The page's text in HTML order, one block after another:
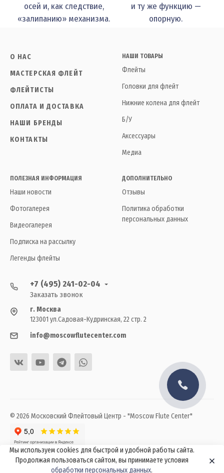
осей и, как следствие,
«залипанию» механизма.
и ту же функцию —
опорную.
О НАС
МАСТЕРСКАЯ ФЛЕЙТ
ФЛЕЙТИСТЫ
ОПЛАТА И ДОСТАВКА
НАШИ БРЕНДЫ
КОНТАКТЫ
НАШИ ТОВАРЫ
Флейты
Головки для флейт
Нижние колена для флейт
Б/У
Аксессуары
Медиа
ПОЛЕЗНАЯ ИНФОРМАЦИЯ
Наши новости
Фотогалерея
Видеогалерея
Подписка на рассылку
Легенды флейты
ДОПОЛНИТЕЛЬНО
Отзывы
Политика обработки
персональных данных
+7 (495) 241-02-04
Заказать звонок
г. Москва
123001 ул.Садовая-Кудринская, 22 стр. 2
info@moscowflutecenter.com
© 2026 Московский Флейтовый Центр - "Moscow Flute Center"
Мы используем cookies для быстрой и удобной работы сайта.
Продолжая пользоваться сайтом, вы принимаете условия
обработки персональных данных.